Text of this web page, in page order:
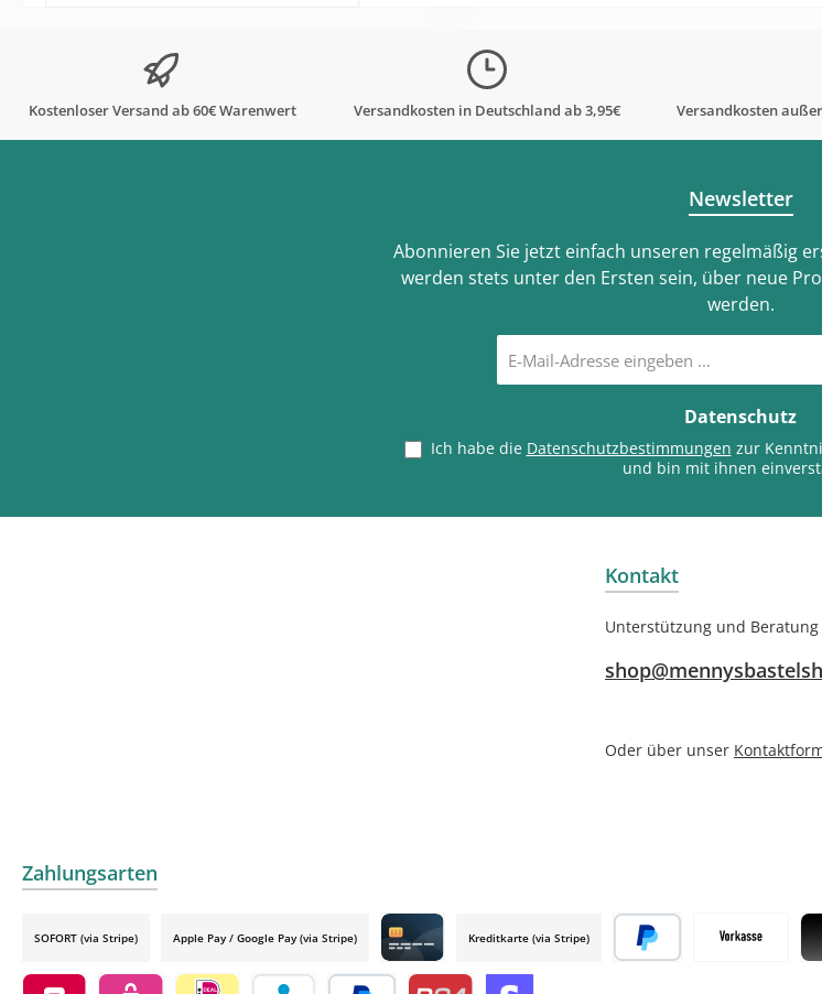
Kostenloser Versand ab 60€ Warenwert Versandkosten in Deutschland ab 3,95€ Versandkosten
Newsletter
Abonnieren Sie jetzt einfach unseren regelmäßig
werden stets unter den Ersten sein, über neue
werden.
Mail-
Adresse
Datenschutz
Ich habe die Datenschutzbestimmungen zur
und bin mit ihnen
Kontakt
Unterstützung und
Oder über unser
Zahlungsarten
SOFORT (via Stripe) Apple Pay / Google Pay (via Stripe)
Credit card by mollie
Kreditkarte (via Stripe)